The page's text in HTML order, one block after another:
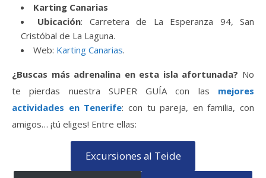
Karting Canarias
Ubicación: Carretera de La Esperanza 94, San
Cristóbal de La Laguna.
Web: Karting Canarias.
¿Buscas más adrenalina en esta isla afortunada? No
te pierdas nuestra SUPER GUÍA con las mejores
actividades en Tenerife: con tu pareja, en familia, con
amigos… ¡tú eliges! Entre ellas:
Excursiones al Teide